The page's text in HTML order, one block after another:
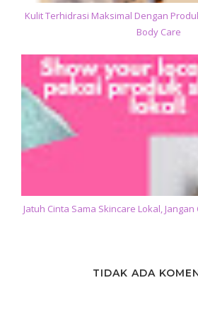
Kulit Terhidrasi Maksimal Dengan
Body Care
Jatuh Cinta Sama Skincare Lokal,
TIDAK ADA